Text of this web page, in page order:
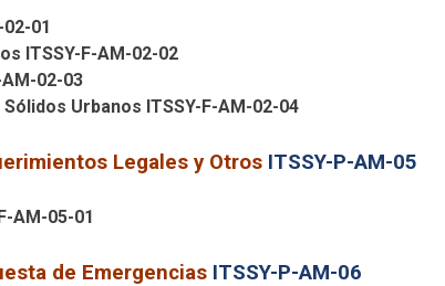
01
ITSSY-F-AM-02-02
02-03
Urbanos ITSSY-F-AM-02-04
Legales y Otros ITSSY-P-AM-05
AM-05-01
de Emergencias ITSSY-P-AM-06